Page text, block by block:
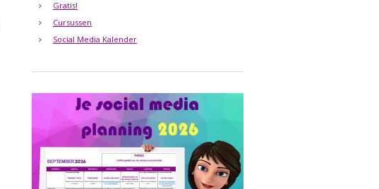
Gratis!
Cursussen
Social Media Kalender